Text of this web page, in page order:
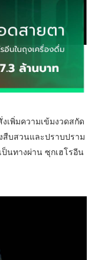
เพิ่มความเข้มงวดสกัด
สืบสวนและปราบปราม
นทางผ่าน ซุกเฮโรอีน